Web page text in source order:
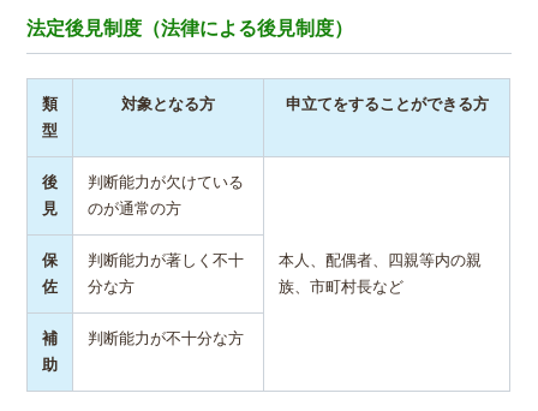
法定後見制度（法律による後見制度）
類
型
対象となる方 申立てをすることができる方
後
見
判断能力が欠けている
のが通常の方
本人、配偶者、四親等内の親
族、市町村長など
保
佐
判断能力が著しく不十
分な方
補
助
判断能力が不十分な方